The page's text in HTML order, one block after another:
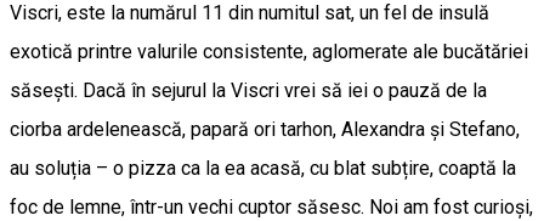
Viscri, este la numărul 11 din numitul sat, un fel de insulă
exotică printre valurile consistente, aglomerate ale bucătăriei
săsești. Dacă în sejurul la Viscri vrei să iei o pauză de la
ciorba ardelenească, papară ori tarhon, Alexandra și Stefano,
au soluția – o pizza ca la ea acasă, cu blat subțire, coaptă la
foc de lemne, într-un vechi cuptor săsesc. Noi am fost curioși,